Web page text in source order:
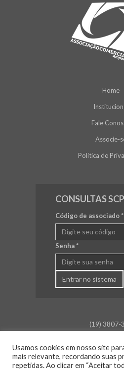
Home
Fale
Associe-
Política de
CONSULTAS
Código de associado*
Senha*
Entrar no sistema
(19) 3807-
Rua Barão de
Centro -
Usamos cookies em nosso site
mais relevante, recordando suas
repetidas. Ao clicar em “Aceitar